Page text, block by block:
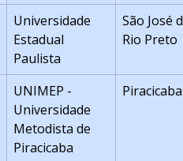
Universidade
Estadual
Paulista
São José
Rio Preto
UNIMEP -
Universidade
Metodista de
Piracicaba
Piracicaba